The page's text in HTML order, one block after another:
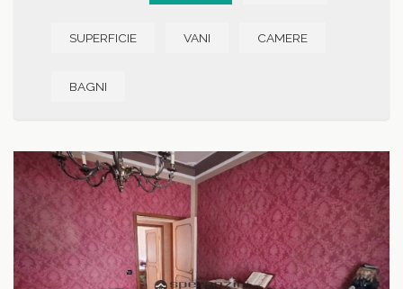
SUPERFICIE VANI CAMERE
BAGNI